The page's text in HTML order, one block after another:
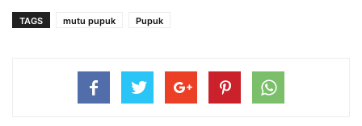
TAGS mutu pupuk Pupuk